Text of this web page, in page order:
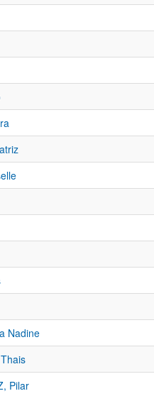
Nadine
Pilar